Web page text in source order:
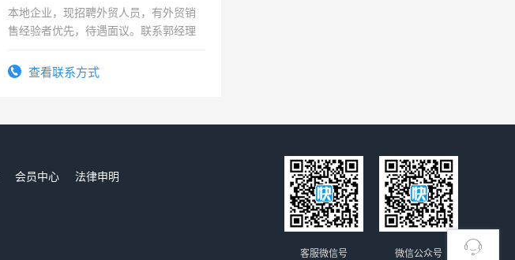
本地企业，现招聘外贸人员，有外贸销
售经验者优先，待遇面议。联系郭经理
查看联系方式
会员中心
法律申明
微信公众号
客服微信号